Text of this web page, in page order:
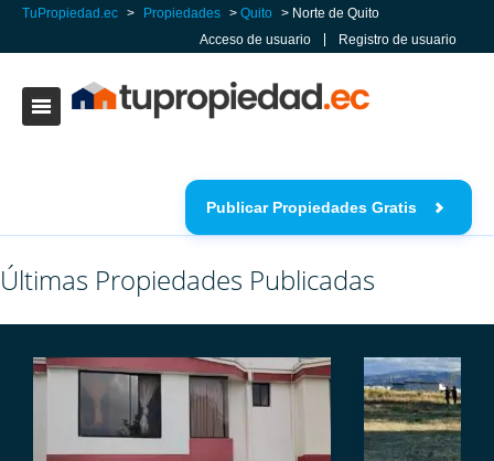
TuPropiedad.ec > Propiedades > Quito > Norte de Quito
Acceso de usuario
Registro de usuario
Publicar Propiedades Gratis
Últimas Propiedades Publicadas